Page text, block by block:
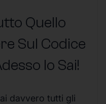
Quello
Sul Codice
lo Sai!
davvero tutti gli